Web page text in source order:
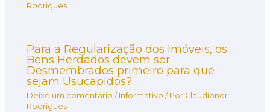
Rodrigues
Para a Regularização dos Imóveis, os
Bens Herdados devem ser
Desmembrados primeiro para que
sejam Usucapidos?
Deixe um comentário / Informativo / Por Claudionor
Rodrigues